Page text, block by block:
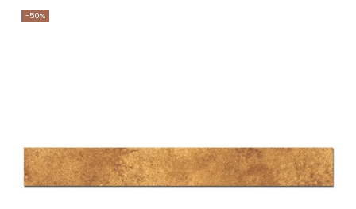
-50%